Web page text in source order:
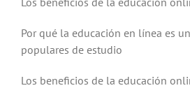
Por qué la educación en línea es
populares de estudio
Los beneficios de la educación